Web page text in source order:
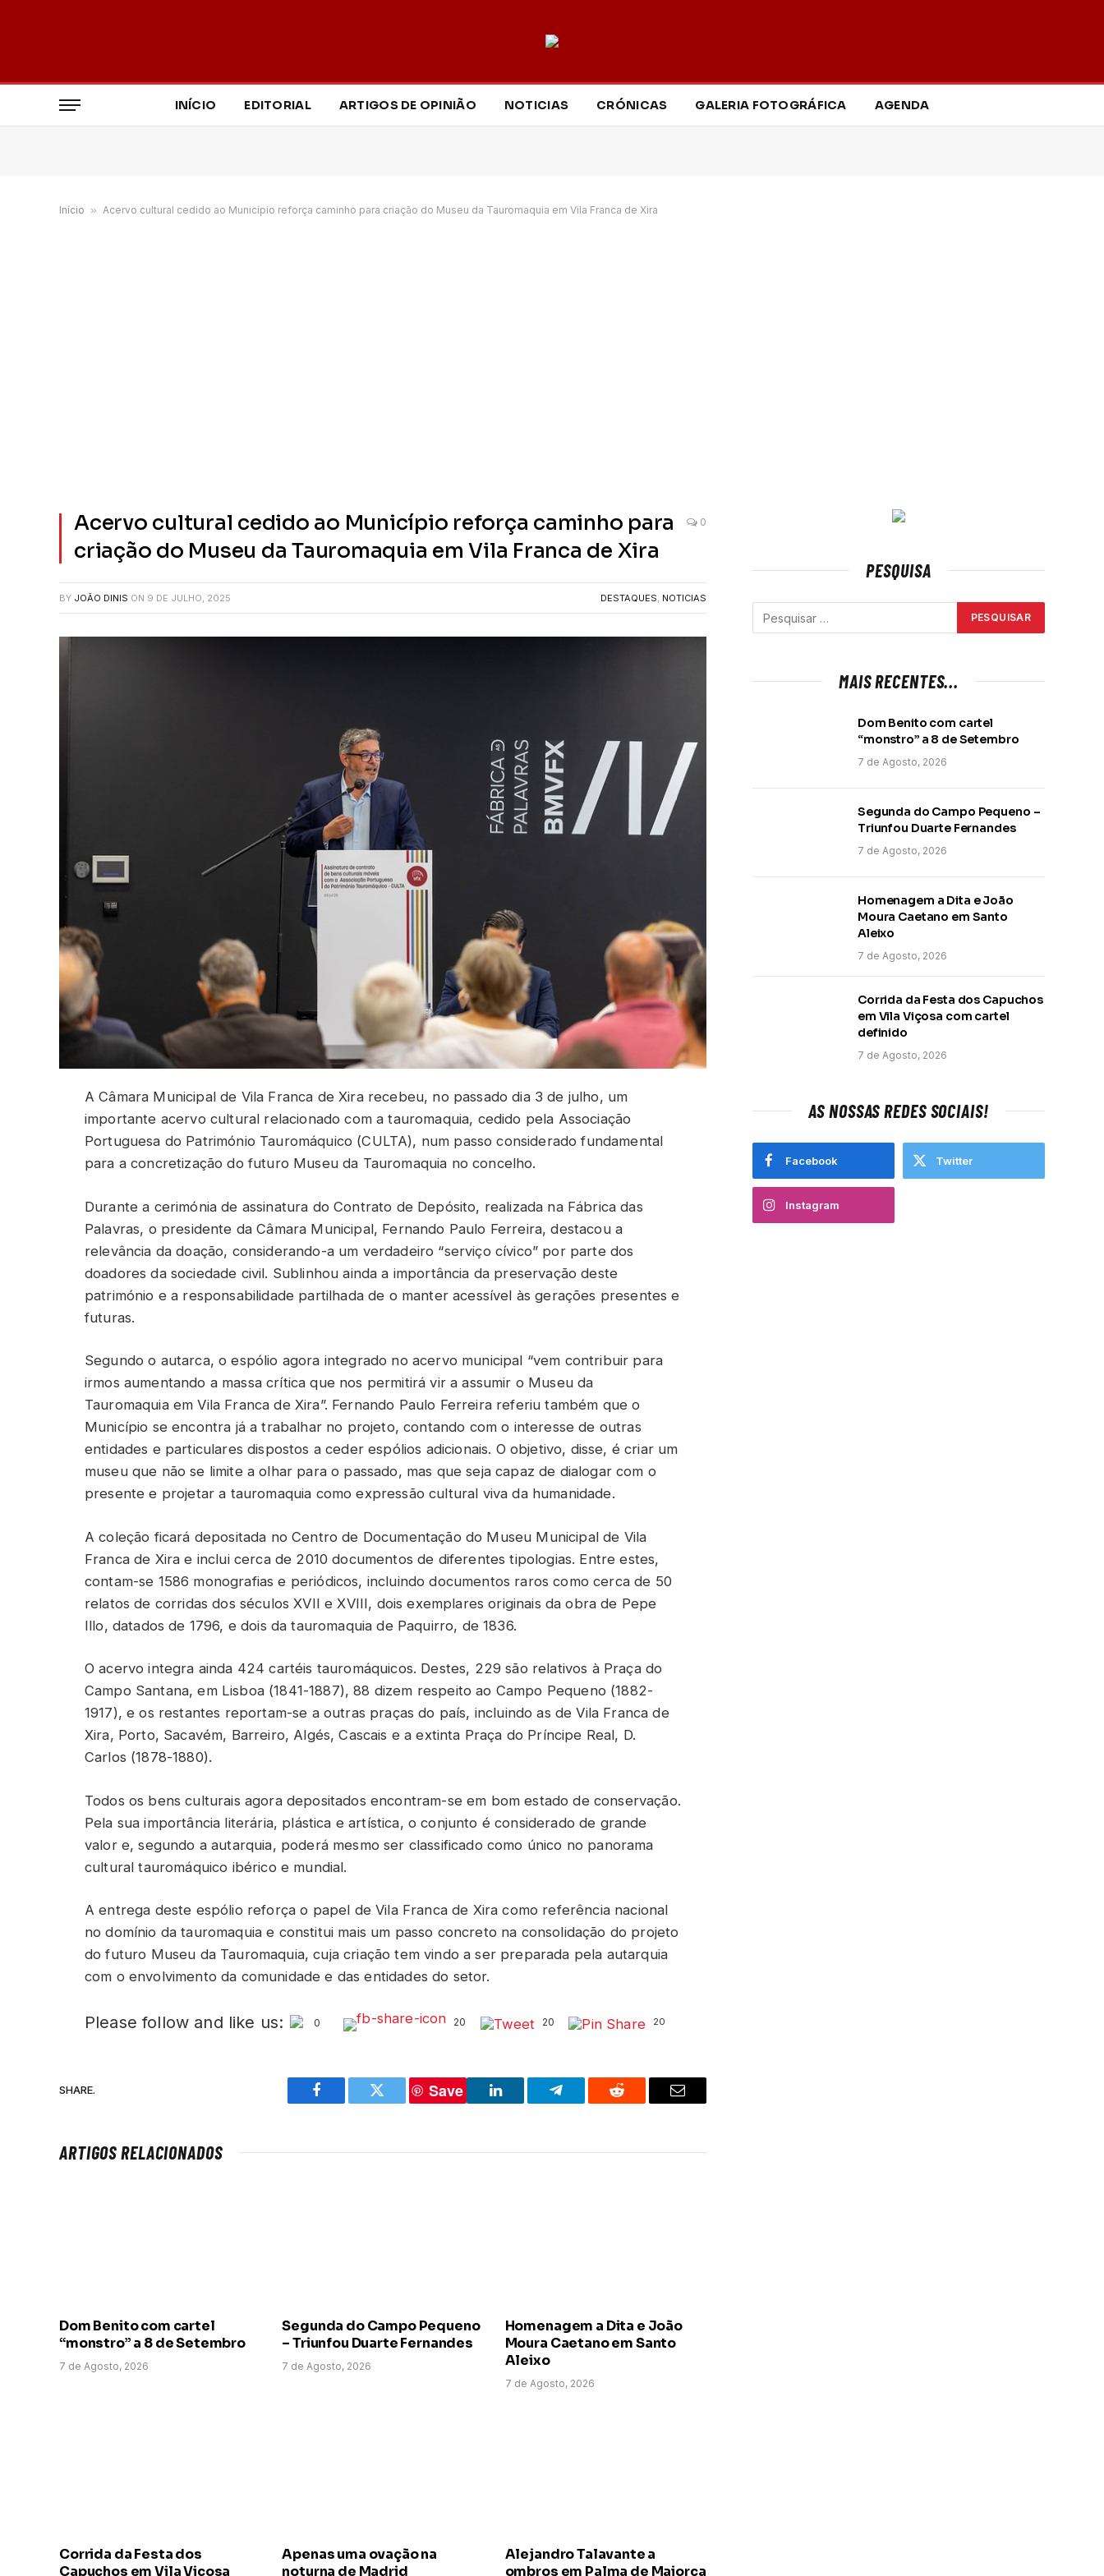
INÍCIO EDITORIAL ARTIGOS DE OPINIÃO NOTICIAS CRÓNICAS GALERIA FOTOGRÁFICA AGENDA
Início » Acervo cultural cedido ao Município reforça caminho para criação do Museu da Tauromaquia em Vila Franca de Xira
Acervo cultural cedido ao Município reforça caminho para
criação do Museu da Tauromaquia em Vila Franca de Xira
0
BY JOÃO DINIS ON 9 DE JULHO, 2025 DESTAQUES, NOTICIAS
A Câmara Municipal de Vila Franca de Xira recebeu, no passado dia 3 de julho, um
importante acervo cultural relacionado com a tauromaquia, cedido pela Associação
Portuguesa do Património Tauromáquico (CULTA), num passo considerado fundamental
para a concretização do futuro Museu da Tauromaquia no concelho.
Durante a cerimónia de assinatura do Contrato de Depósito, realizada na Fábrica das
Palavras, o presidente da Câmara Municipal, Fernando Paulo Ferreira, destacou a
relevância da doação, considerando-a um verdadeiro “serviço cívico” por parte dos
doadores da sociedade civil. Sublinhou ainda a importância da preservação deste
património e a responsabilidade partilhada de o manter acessível às gerações presentes e
futuras.
Segundo o autarca, o espólio agora integrado no acervo municipal “vem contribuir para
irmos aumentando a massa crítica que nos permitirá vir a assumir o Museu da
Tauromaquia em Vila Franca de Xira”. Fernando Paulo Ferreira referiu também que o
Município se encontra já a trabalhar no projeto, contando com o interesse de outras
entidades e particulares dispostos a ceder espólios adicionais. O objetivo, disse, é criar um
museu que não se limite a olhar para o passado, mas que seja capaz de dialogar com o
presente e projetar a tauromaquia como expressão cultural viva da humanidade.
A coleção ficará depositada no Centro de Documentação do Museu Municipal de Vila
Franca de Xira e inclui cerca de 2010 documentos de diferentes tipologias. Entre estes,
contam-se 1586 monografias e periódicos, incluindo documentos raros como cerca de 50
relatos de corridas dos séculos XVII e XVIII, dois exemplares originais da obra de Pepe
Illo, datados de 1796, e dois da tauromaquia de Paquirro, de 1836.
O acervo integra ainda 424 cartéis tauromáquicos. Destes, 229 são relativos à Praça do
Campo Santana, em Lisboa (1841-1887), 88 dizem respeito ao Campo Pequeno (1882-
1917), e os restantes reportam-se a outras praças do país, incluindo as de Vila Franca de
Xira, Porto, Sacavém, Barreiro, Algés, Cascais e a extinta Praça do Príncipe Real, D.
Carlos (1878-1880).
Todos os bens culturais agora depositados encontram-se em bom estado de conservação.
Pela sua importância literária, plástica e artística, o conjunto é considerado de grande
valor e, segundo a autarquia, poderá mesmo ser classificado como único no panorama
cultural tauromáquico ibérico e mundial.
A entrega deste espólio reforça o papel de Vila Franca de Xira como referência nacional
no domínio da tauromaquia e constitui mais um passo concreto na consolidação do projeto
do futuro Museu da Tauromaquia, cuja criação tem vindo a ser preparada pela autarquia
com o envolvimento da comunidade e das entidades do setor.
Please follow and like us: 0 20 20 20
SHARE.
Facebook Twitter
Save
LinkedIn Telegram Reddit Email
ARTIGOS RELACIONADOS
Dom Benito com cartel
“monstro” a 8 de Setembro
7 de Agosto, 2026
Segunda do Campo Pequeno
– Triunfou Duarte Fernandes
7 de Agosto, 2026
Homenagem a Dita e João
Moura Caetano em Santo
Aleixo
7 de Agosto, 2026
Corrida da Festa dos
Capuchos em Vila Viçosa
Apenas uma ovação na
noturna de Madrid
Alejandro Talavante a
ombros em Palma de Maiorca
PESQUISA
MAIS RECENTES...
Dom Benito com cartel
“monstro” a 8 de Setembro
7 de Agosto, 2026
Segunda do Campo Pequeno –
Triunfou Duarte Fernandes
7 de Agosto, 2026
Homenagem a Dita e João
Moura Caetano em Santo
Aleixo
7 de Agosto, 2026
Corrida da Festa dos Capuchos
em Vila Viçosa com cartel
definido
7 de Agosto, 2026
AS NOSSAS REDES SOCIAIS!
Facebook Twitter
Instagram